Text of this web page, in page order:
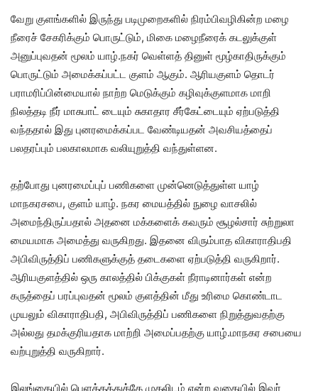
வேறு குளங்களில் இருந்து படிமுறைகளில் நிரம்பிவழிகின்ற மழை
நீரைச் சேகரிக்கும் பொருட்டும், மிகை மழைநீரைக் கடலுக்குள்
அனுப்புவதன் மூலம் யாழ்.நகர் வெள்ளத் தினுள் மூழ்காதிருக்கும்
பொருட்டும் அமைக்கப்பட்ட குளம் ஆகும். ஆரியகுளம் தொடர்
பராமரிப்பின்மையால் நாற்ற மெடுக்கும் கழிவுக்குளமாக மாறி
நிலத்தடி நீர் மாசுபாட் டையும் சுகாதார சீர்கேட்டையும் ஏற்படுத்தி
வந்ததால் இது புனரமைக்கப்பட வேண்டியதன் அவசியத்தைப்
பலதரப்பும் பலகாலமாக வலியுறுத்தி வந்துள்ளன.
தற்போது புனரமைப்புப் பணிகளை முன்னெடுத்துள்ள யாழ்
மாநகரசபை, குளம் யாழ். நகர மையத்தில் நுழை வாசலில்
அமைந்திருப்பதால் அதனை மக்களைக் கவரும் சூழல்சார் சுற்றுலா
மையமாக அமைத்து வருகிறது. இதனை விரும்பாத விகாராதிபதி
அபிவிருத்திப் பணிகளுக்குத் தடைகளை ஏற்படுத்தி வருகிறார்.
ஆரியகுளத்தில் ஒரு காலத்தில் பிக்குகள் நீராடினார்கள் என்ற
கருத்தைப் பரப்புவதன் மூலம் குளத்தின் மீது உரிமை கொண்டாட
முயலும் விகாராதிபதி, அபிவிருத்திப் பணிகளை நிறுத்துவதற்கு
அல்லது தமக்குரியதாக மாற்றி அமைப்பதற்கு யாழ்.மாநகர சபையை
வற்புறுத்தி வருகிறார்.
இலங்கையில் பெளத்தத்துக்கே முதலிடம் என்ற வகையில் இவர்